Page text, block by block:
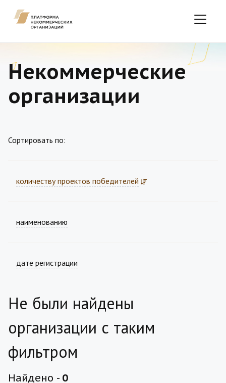
Некоммерческие
организации
Сортировать по:
количеству проектов победителей
наименованию
дате регистрации
Не были найдены
организации с таким
фильтром
Найдено - 0